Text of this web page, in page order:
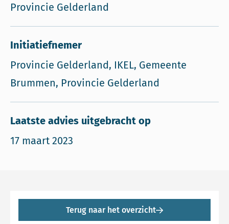
Provincie Gelderland
Initiatiefnemer
Provincie Gelderland, IKEL, Gemeente
Brummen, Provincie Gelderland
Laatste advies uitgebracht op
17 maart 2023
Terug naar het overzicht